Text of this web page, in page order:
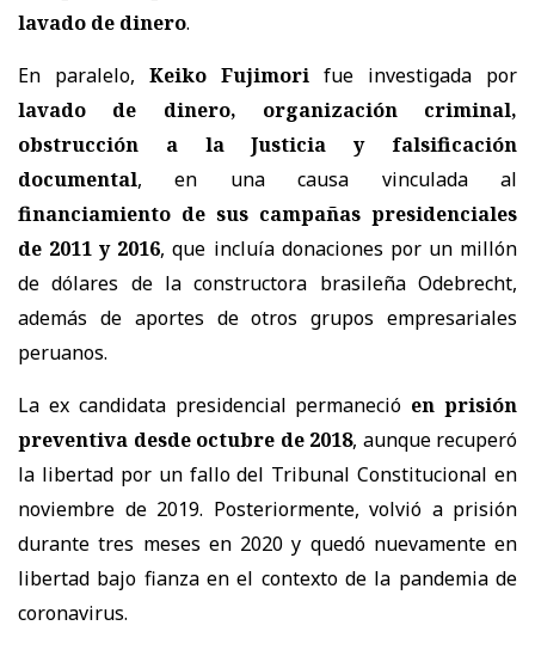
lavado de dinero.
En paralelo, Keiko Fujimori fue investigada por
lavado de dinero, organización criminal,
obstrucción a la Justicia y falsificación
documental, en una causa vinculada al
financiamiento de sus campañas presidenciales
de 2011 y 2016, que incluía donaciones por un millón
de dólares de la constructora brasileña Odebrecht,
además de aportes de otros grupos empresariales
peruanos.
La ex candidata presidencial permaneció en prisión
preventiva desde octubre de 2018, aunque recuperó
la libertad por un fallo del Tribunal Constitucional en
noviembre de 2019. Posteriormente, volvió a prisión
durante tres meses en 2020 y quedó nuevamente en
libertad bajo fianza en el contexto de la pandemia de
coronavirus.